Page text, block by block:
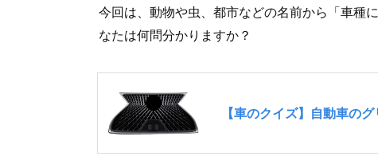
今回は、動物や虫、都市などの名前から「車種
なたは何問分かりますか？